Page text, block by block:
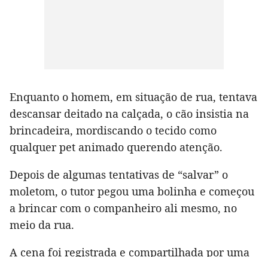
Enquanto o homem, em situação de rua, tentava
descansar deitado na calçada, o cão insistia na
brincadeira, mordiscando o tecido como
qualquer pet animado querendo atenção.
Depois de algumas tentativas de “salvar” o
moletom, o tutor pegou uma bolinha e começou
a brincar com o companheiro ali mesmo, no
meio da rua.
A cena foi registrada e compartilhada por uma